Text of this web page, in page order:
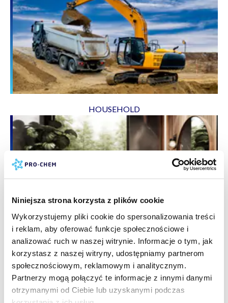
Niniejsza strona korzysta z plików cookie
Wykorzystujemy pliki cookie do spersonalizowania treści
i reklam, aby oferować funkcje społecznościowe i
analizować ruch w naszej witrynie. Informacje o tym, jak
korzystasz z naszej witryny, udostępniamy partnerom
społecznościowym, reklamowym i analitycznym.
Partnerzy mogą połączyć te informacje z innymi danymi
otrzymanymi od Ciebie lub uzyskanymi podczas
HOUSEHOLD
BRUSHES AND SPONGES